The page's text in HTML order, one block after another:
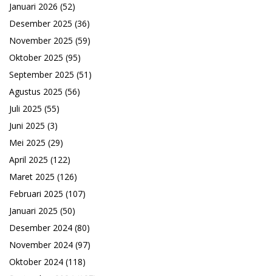
Januari 2026 (52)
Desember 2025 (36)
November 2025 (59)
Oktober 2025 (95)
September 2025 (51)
Agustus 2025 (56)
Juli 2025 (55)
Juni 2025 (3)
Mei 2025 (29)
April 2025 (122)
Maret 2025 (126)
Februari 2025 (107)
Januari 2025 (50)
Desember 2024 (80)
November 2024 (97)
Oktober 2024 (118)